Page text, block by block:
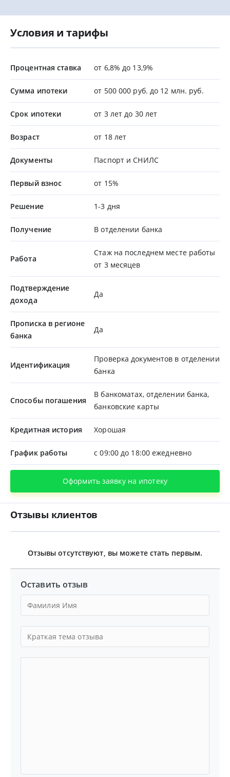
Условия и тарифы
Процентная ставка от 6,8% до 13,9%
Сумма ипотеки от 500 000 руб. до 12 млн. руб.
Срок ипотеки от 3 лет до 30 лет
Возраст от 18 лет
Документы Паспорт и СНИЛС
Первый взнос от 15%
Решение 1-3 дня
Получение В отделении банка
Работа
Стаж на последнем месте работы
от 3 месяцев
Подтверждение
дохода
Да
Прописка в регионе
банка
Да
Идентификация
Проверка документов в отделении
банка
Способы погашения
В банкоматах, отделении банка,
банковские карты
Кредитная история Хорошая
График работы с 09:00 до 18:00 ежедневно
Оформить заявку на ипотеку
Отзывы клиентов
Отзывы отсутствуют, вы можете стать первым.
Оставить отзыв